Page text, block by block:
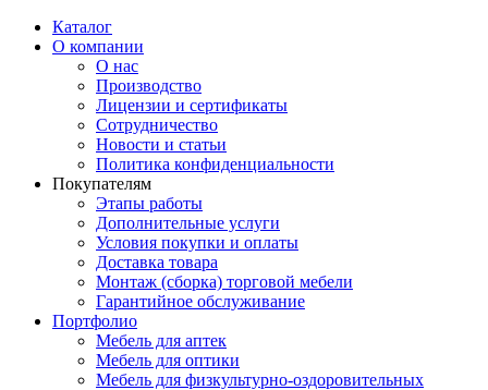
Каталог
О компании
О нас
Производство
Лицензии и сертификаты
Сотрудничество
Новости и статьи
Политика конфиденциальности
Покупателям
Этапы работы
Дополнительные услуги
Условия покупки и оплаты
Доставка товара
Монтаж (сборка) торговой мебели
Гарантийное обслуживание
Портфолио
Мебель для аптек
Мебель для оптики
Мебель для физкультурно-оздоровительных